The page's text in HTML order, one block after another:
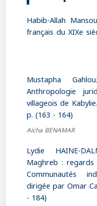
Habib-Allah
français du XIXe
Mustapha
Anthropologie
villageois de
p. (163 - 164)
Aïcha BENAMAR
Lydie HAINE-
Maghreb :
Communautés
dirigée par Omar
- 184)